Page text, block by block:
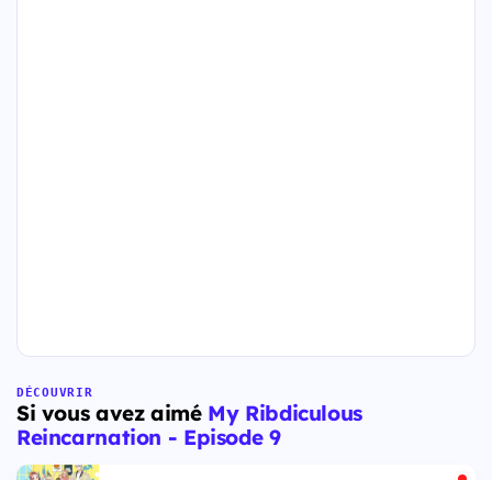
DÉCOUVRIR
Si vous avez aimé My Ribdiculous
Reincarnation - Episode 9